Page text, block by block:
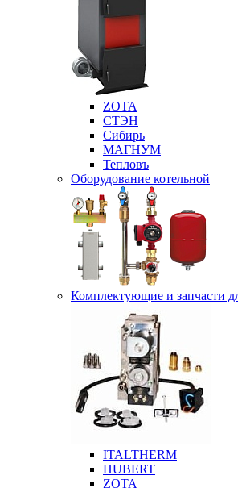
ZOTA
СТЭН
Сибирь
МАГНУМ
Тепловъ
Оборудование котельной
Комплектующие и запчасти
ITALTHERM
HUBERT
ZOTA